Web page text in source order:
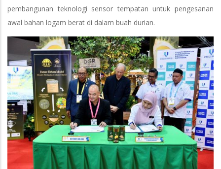
pembangunan teknologi sensor tempatan untuk pengesanan
awal bahan logam berat di dalam buah durian.